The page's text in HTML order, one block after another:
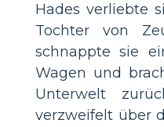
Hades verliebte
Tochter von
schnappte sie
Wagen und
Unterwelt
verzweifelt über